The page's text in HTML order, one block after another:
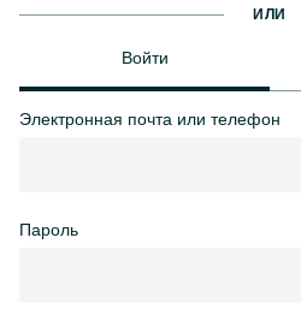
ИЛИ
Войти
Электронная почта или телефон
Пароль